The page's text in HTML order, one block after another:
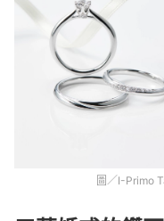
圖／I-Primo